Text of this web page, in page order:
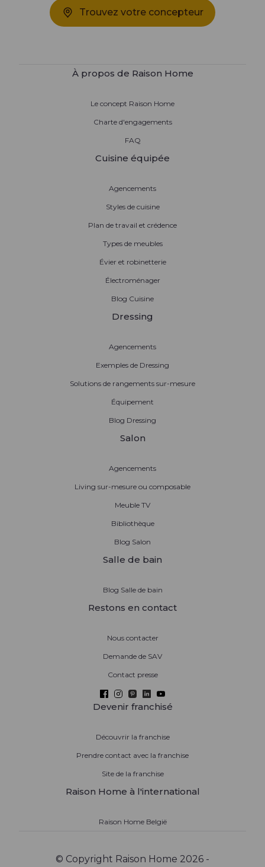
Trouvez votre concepteur
À propos de Raison Home
Le concept Raison Home
Charte d'engagements
FAQ
Cuisine équipée
Agencements
Styles de cuisine
Plan de travail et crédence
Types de meubles
Évier et robinetterie
Électroménager
Blog Cuisine
Dressing
Agencements
Exemples de Dressing
Solutions de rangements sur-mesure
Équipement
Blog Dressing
Salon
Agencements
Living sur-mesure ou composable
Meuble TV
Bibliothèque
Blog Salon
Salle de bain
Blog Salle de bain
Restons en contact
Nous contacter
Demande de SAV
Contact presse
Devenir franchisé
Découvrir la franchise
Prendre contact avec la franchise
Site de la franchise
Raison Home à l'international
Raison Home België
© Copyright Raison Home 2026 -